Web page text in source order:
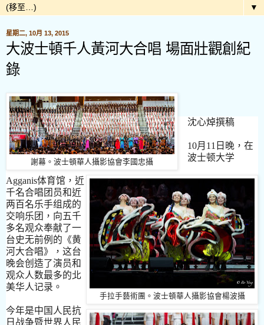
▼
星期二, 10月 13, 2015
大波士頓千人黃河大合唱 場面壯觀創紀
錄
謝幕。波士頓華人攝影協會李國忠攝
手拉手藝術團。波士頓華人攝影協會楊波攝
沈心焯撰稿
10月 11 日晚，在
波士顿大学
Agganis体育馆 ，近
千名合唱团 员和近
两百名乐手组 成的
交响乐 团，向五千
多名观众奉献了一
台史无前例的 《黄
河大合唱》 ， 这台
晚会创 造了演员和
观众人数最多的北
美华人记录 。
今年是中国人民抗
日 战争暨世界人民